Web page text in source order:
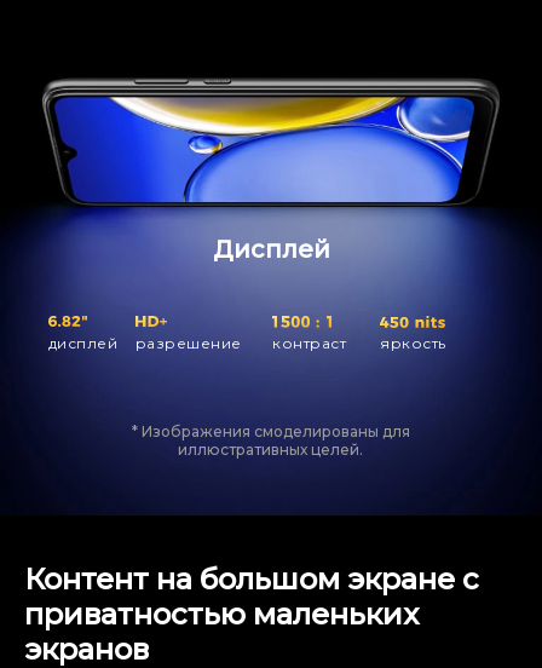
Дисплей
дисплей разрешение контраст яркость
* Изображения смоделированы для
иллюстративных целей.
Контент на большом экране с
приватностью маленьких
экранов